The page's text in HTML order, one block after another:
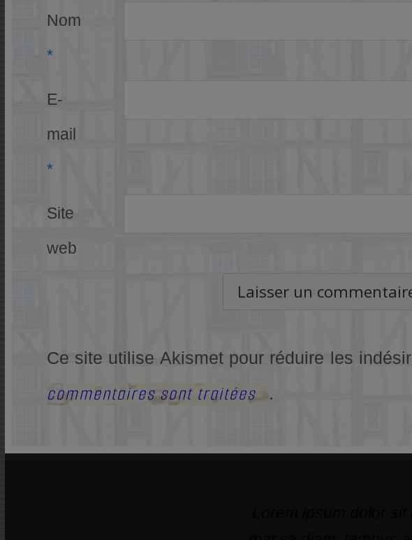
Nom
*
E-
mail
*
Site
web
Ce site utilise Akismet pour réduire les
commentaires sont traitées
.